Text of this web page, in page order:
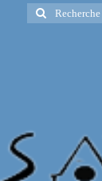
Rechercher
: